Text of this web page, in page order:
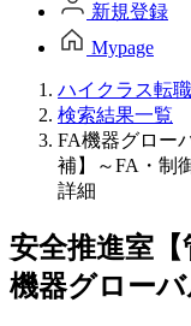
新規登録
Mypage
ハイクラス転
検索結果一覧
FA機器グロー
補】～FA・制
詳細
安全推進室
機器グロー